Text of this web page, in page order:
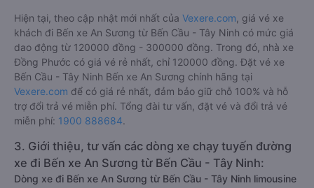
Hiện tại, theo cập nhật mới nhất của Vexere.com , giá vé xe
khách đi Bến xe An Sương từ Bến Cầu - Tây Ninh có mức giá
dao động từ 120000 đồng - 300000 đồng. Trong đó, nhà xe
Đồng Phước có giá vé rẻ nhất, chỉ 120000 đồng. Đặt vé xe
Bến Cầu - Tây Ninh Bến xe An Sương chính hãng tại
Vexere.com để có giá rẻ nhất, đảm bảo giữ chỗ 100% và hỗ
trợ đổi trả vé miễn phí. Tổng đài tư vấn, đặt vé và đổi trả vé
miễn phí: 1900 888684.
3. Giới thiệu, tư vấn các dòng xe chạy tuyến đường
xe đi Bến xe An Sương từ Bến Cầu - Tây Ninh:
Dòng xe đi Bến xe An Sương từ Bến Cầu - Tây Ninh limousine